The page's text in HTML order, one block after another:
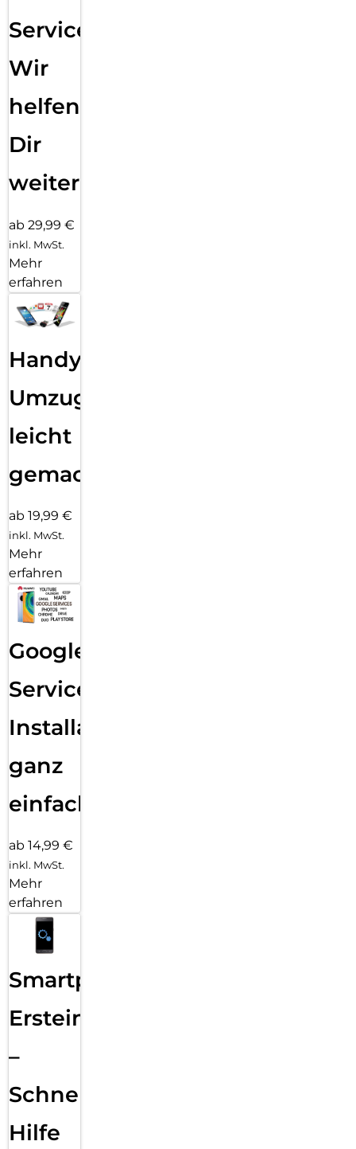
Service:
Wir
helfen
Dir
weiter
ab 29,99 €
inkl. MwSt.
Mehr
erfahren
Handy
Umzug
leicht
gemacht!
ab 19,99 €
inkl. MwSt.
Mehr
erfahren
Google
Services
Installation
ganz
einfach
ab 14,99 €
inkl. MwSt.
Mehr
erfahren
Smartphone
Ersteinrichtung
–
Schnelle
Hilfe